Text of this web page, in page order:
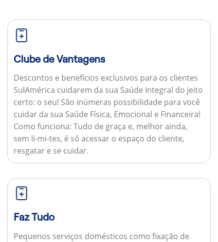
Clube de Vantagens
Descontos e benefícios exclusivos para os clientes
SulAmérica cuidarem da sua Saúde Integral do jeito
certo: o seu! São inúmeras possibilidade para você
cuidar da sua Saúde Física, Emocional e Financeira!
Como funciona: Tudo de graça e, melhor ainda,
sem li-mi-tes, é só acessar o espaço do cliente,
resgatar e se cuidar.
Faz Tudo
Pequenos serviços domésticos como fixação de